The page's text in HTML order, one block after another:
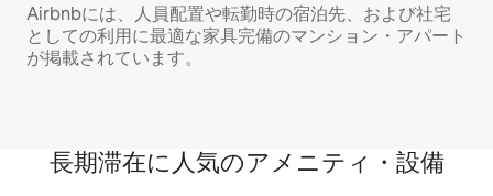
Airbnbには、人員配置や転勤時の宿泊先、および社宅
としての利用に最適な家具完備のマンション・アパート
が掲載されています。
長期滞在に人気のアメニティ・設備